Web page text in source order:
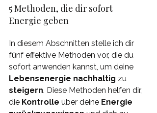
5 Methoden, die dir sofort
Energie geben
In diesem Abschnitten stelle ich dir
fünf effektive Methoden vor, die du
sofort anwenden kannst, um deine
Lebensenergie nachhaltig zu
steigern. Diese Methoden helfen dir,
die Kontrolle über deine Energie